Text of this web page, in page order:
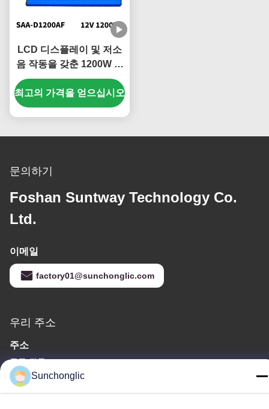
LCD 디스플레이 및 저소
음 작동을 갖춘 1200W 태
양광 인버터 (가정용 가전
제품용)
최고의 가격을 얻으십시오
문의하기
Foshan Suntway Technology Co.
Ltd.
이메일
factory01@sunchonglic.com
우리 주소
주소
중국 광동
Tel
Sunchonglic